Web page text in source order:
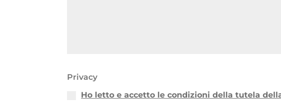
Privacy
Ho letto e accetto le condizioni della tutela